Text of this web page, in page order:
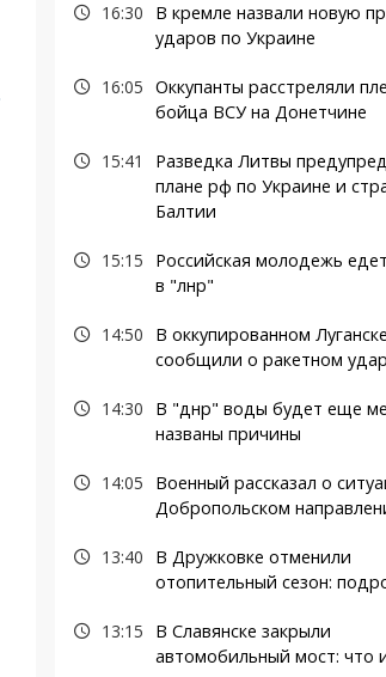
16:30
В кремле назвали новую
ударов по Украине
16:05 Оккупанты расстреляли
бойца ВСУ на Донетчине
15:41
Разведка Литвы
плане рф по Украине и
Балтии
15:15
Российская молодежь
в "лнр"
14:50
В оккупированном Луганске
сообщили о ракетном
14:30
В "днр" воды будет еще
названы причины
14:05
Военный рассказал о
Добропольском
13:40
В Дружковке отменили
отопительный сезон:
13:15
В Славянске закрыли
автомобильный мост: что